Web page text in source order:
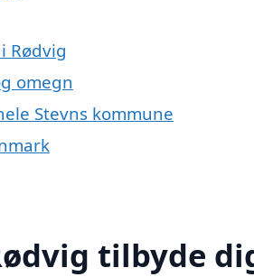
Rødvig
omegn
Stevns kommune
tilbyde